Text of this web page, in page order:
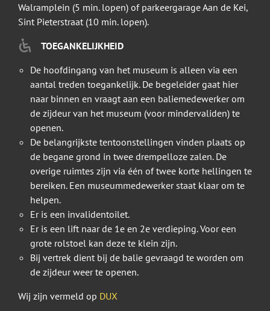
Walramplein (5 min. lopen) of parkeergarage Aan de Kei,
Sint Pieterstraat (10 min. lopen).
TOEGANKELIJKHEID
De hoofdingang van het museum is alleen via een
aantal treden toegankelijk. De begeleider gaat hier
naar binnen en vraagt aan een baliemedewerker om
de zijdeur van het museum (voor mindervaliden) te
openen.
De belangrijkste tentoonstellingen vinden plaats op
de begane grond in twee drempelloze zalen. De
overige ruimtes zijn via één of twee korte hellingen te
bereiken. Een museummedewerker staat klaar om te
helpen.
Er is een invalidentoilet.
Er is een lift naar de 1e en 2e verdieping. Voor een
grote rolstoel kan deze te klein zijn.
Bij vertrek dient bij de balie gevraagd te worden om
de zijdeur weer te openen.
Wij zijn vermeld op DUX